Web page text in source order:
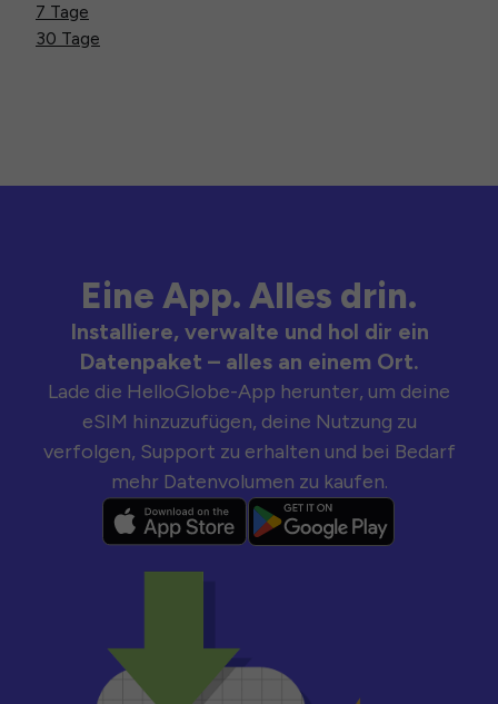
7 Tage
30 Tage
Eine App. Alles drin.
Installiere, verwalte und hol dir ein
Datenpaket – alles an einem Ort.
Lade die HelloGlobe-App herunter, um deine
eSIM hinzuzufügen, deine Nutzung zu
verfolgen, Support zu erhalten und bei Bedarf
mehr Datenvolumen zu kaufen.